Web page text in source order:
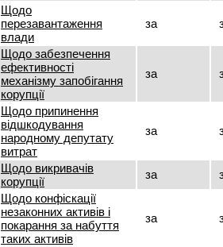
Щодо
перезавантаження
влади
за
Щодо забезпечення
ефективності
механізму запобігання
корупції
за
Щодо припинення
відшкодування
народному депутату
витрат
за
Щодо викривачів
корупції
за
Щодо конфіскації
незаконних активів і
покарання за набуття
таких активів
за